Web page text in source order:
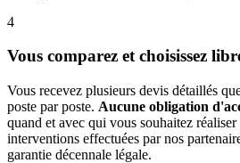
4
Vous comparez et choisissez
Vous recevez plusieurs devis détaillés
poste par poste. Aucune obligation
quand et avec qui vous souhaitez
interventions effectuées par nos
garantie décennale légale.